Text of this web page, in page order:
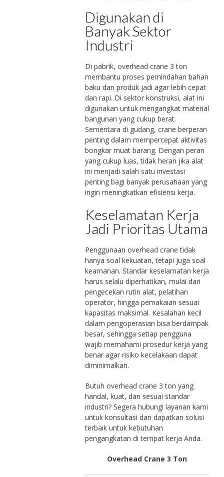
Digunakan di
Banyak Sektor
Industri
Di pabrik, overhead crane 3 ton
membantu proses pemindahan bahan
baku dan produk jadi agar lebih cepat
dan rapi. Di sektor konstruksi, alat ini
digunakan untuk mengangkat material
bangunan yang cukup berat.
Sementara di gudang, crane berperan
penting dalam mempercepat aktivitas
bongkar muat barang. Dengan peran
yang cukup luas, tidak heran jika alat
ini menjadi salah satu investasi
penting bagi banyak perusahaan yang
ingin meningkatkan efisiensi kerja.
Keselamatan Kerja
Jadi Prioritas Utama
Penggunaan overhead crane tidak
hanya soal kekuatan, tetapi juga soal
keamanan. Standar keselamatan kerja
harus selalu diperhatikan, mulai dari
pengecekan rutin alat, pelatihan
operator, hingga pemakaian sesuai
kapasitas maksimal. Kesalahan kecil
dalam pengoperasian bisa berdampak
besar, sehingga setiap pengguna
wajib memahami prosedur kerja yang
benar agar risiko kecelakaan dapat
diminimalkan.
Butuh overhead crane 3 ton yang
handal, kuat, dan sesuai standar
industri? Segera hubungi layanan kami
untuk konsultasi dan dapatkan solusi
terbaik untuk kebutuhan
pengangkatan di tempat kerja Anda.
Overhead Crane 3 Ton